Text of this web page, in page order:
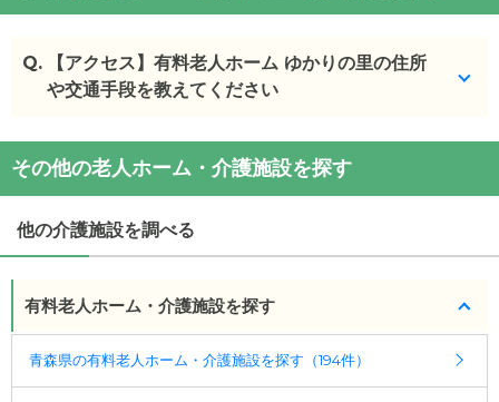
Q.
【アクセス】有料老人ホーム ゆかりの里の住所
や交通手段を教えてください
有料老人ホーム ゆかりの里の交通アクセス
・住所：青森県黒石市境松村井10-1
・最寄り駅：
その他の老人ホーム・介護施設を探す
他の介護施設を調べる
有料老人ホーム・介護施設を探す
青森県の有料老人ホーム・介護施設を探す（194件）